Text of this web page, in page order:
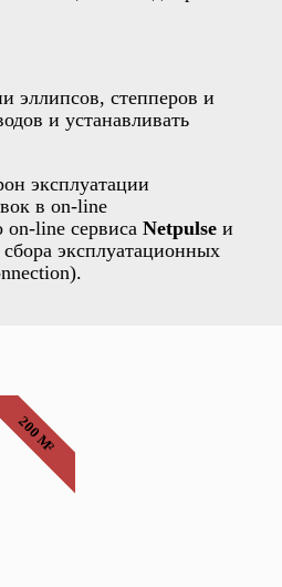
эллипсов, степперов и
и устанавливать
эксплуатации
в on-line
on-line сервиса Netpulse и
эксплуатационных
200 М²